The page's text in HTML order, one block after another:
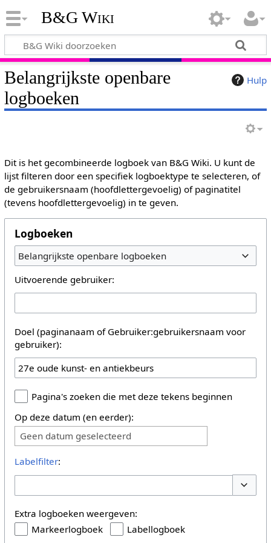
B&G Wiki
Hulp
Belangrijkste openbare
logboeken
Dit is het gecombineerde logboek van B&G Wiki. U kunt de
lijst filteren door een specifiek logboektype te selecteren, of
de gebruikersnaam (hoofdlettergevoelig) of paginatitel
(tevens hoofdlettergevoelig) in te geven.
Logboeken
Belangrijkste openbare logboeken
Uitvoerende gebruiker:
Doel (paginanaam of Gebruiker:gebruikersnaam voor
gebruiker):
Pagina's zoeken die met deze tekens beginnen
Op deze datum (en eerder):
Geen datum geselecteerd
Labelfilter:
Extra logboeken weergeven:
Markeerlogboek
Labellogboek